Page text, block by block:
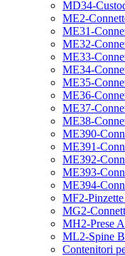
MD34-
ME2-
ME31-
ME32-
ME33-
ME34-
ME35-
ME36-
ME37-
ME38-
ME390-
ME391-
ME392-
ME393-
ME394-
MF2-
MG2-
MH2-Prese
ML2-Spine
Contenitori